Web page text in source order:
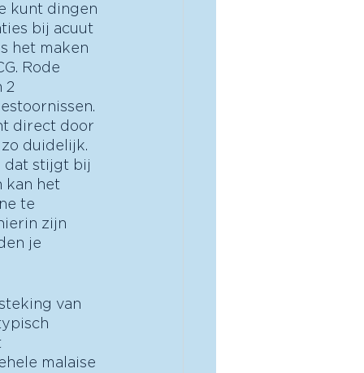
kunt dingen
bij acuut
het maken
Rode
2
direct door
duidelijk.
dat stijgt bij
kan het
te
zijn
je
van
malaise